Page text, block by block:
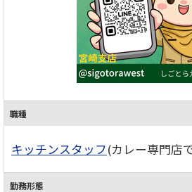
職種
キッチンスタッフ(カレー専門店
勤務形態